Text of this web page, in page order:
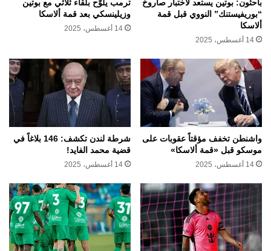
باحثون: بوتين يستعد لاختبار صاروخ
“بوريفيستنك” النووي قبل قمة
ألاسكا
14 أغسطس، 2025
ترمب يلوّح بلقاء ثلاثي مع بوتين
وزيلينسكي بعد قمة ألاسكا
14 أغسطس، 2025
واشنطن تخفف مؤقتاً عقوبات على
موسكو قبل «قمة ألاسكا»
14 أغسطس، 2025
شرطة لندن تكشف: 146 بلاغاً في
قضية محمد الفايد!
14 أغسطس، 2025